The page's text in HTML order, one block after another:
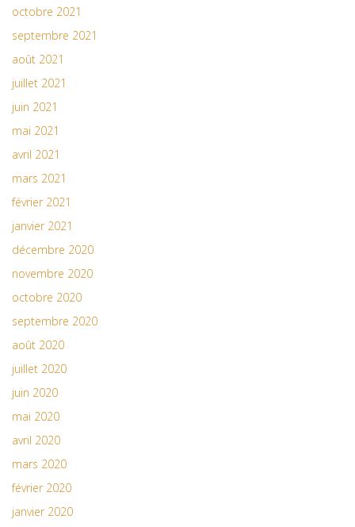
octobre 2021
septembre 2021
août 2021
juillet 2021
juin 2021
mai 2021
avril 2021
mars 2021
février 2021
janvier 2021
décembre 2020
novembre 2020
octobre 2020
septembre 2020
août 2020
juillet 2020
juin 2020
mai 2020
avril 2020
mars 2020
février 2020
janvier 2020